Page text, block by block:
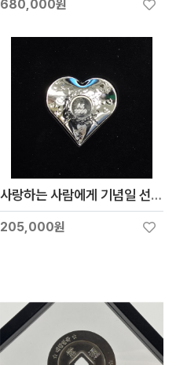
680,000원
사랑하는 사람에게 기념일 선물 기념품 실버하트 _Silver 9999, 31.1g
205,000원